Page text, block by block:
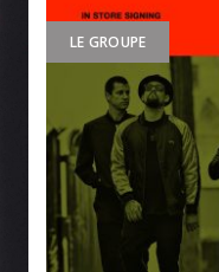
LE GROUPE